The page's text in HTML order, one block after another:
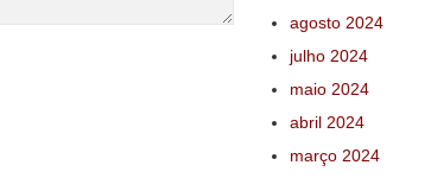
agosto 2024
julho 2024
maio 2024
abril 2024
março 2024